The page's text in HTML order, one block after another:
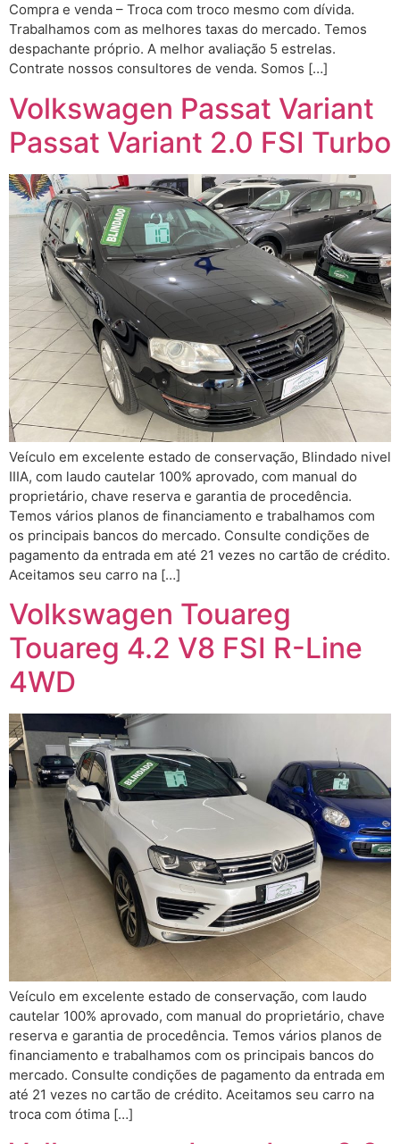
Compra e venda – Troca com troco mesmo com dívida.
Trabalhamos com as melhores taxas do mercado. Temos
despachante próprio. A melhor avaliação 5 estrelas.
Contrate nossos consultores de venda. Somos […]
Volkswagen Passat Variant
Passat Variant 2.0 FSI Turbo
Veículo em excelente estado de conservação, Blindado nivel
IIIA, com laudo cautelar 100% aprovado, com manual do
proprietário, chave reserva e garantia de procedência.
Temos vários planos de financiamento e trabalhamos com
os principais bancos do mercado. Consulte condições de
pagamento da entrada em até 21 vezes no cartão de crédito.
Aceitamos seu carro na […]
Volkswagen Touareg
Touareg 4.2 V8 FSI R-Line
4WD
Veículo em excelente estado de conservação, com laudo
cautelar 100% aprovado, com manual do proprietário, chave
reserva e garantia de procedência. Temos vários planos de
financiamento e trabalhamos com os principais bancos do
mercado. Consulte condições de pagamento da entrada em
até 21 vezes no cartão de crédito. Aceitamos seu carro na
troca com ótima […]